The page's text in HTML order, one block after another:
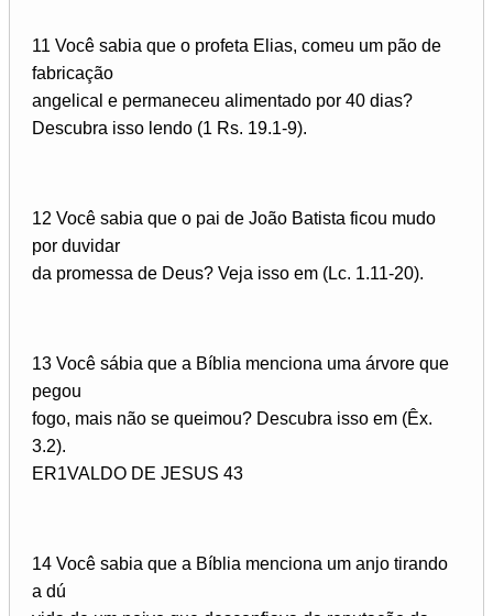
11 Você sabia que o profeta Elias, comeu um pão de
fabricação
angelical e permaneceu alimentado por 40 dias?
Descubra isso lendo (1 Rs. 19.1-9).
12 Você sabia que o pai de João Batista ficou mudo
por duvidar
da promessa de Deus? Veja isso em (Lc. 1.11-20).
13 Você sábia que a Bíblia menciona uma árvore que
pegou
fogo, mais não se queimou? Descubra isso em (Êx.
3.2).
ER1VALDO DE JESUS 43
14 Você sabia que a Bíblia menciona um anjo tirando
a dú­